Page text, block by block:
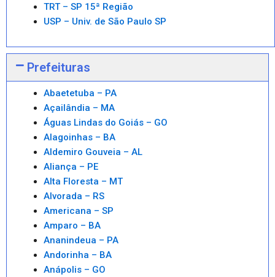
TRT – SP 15ª Região
USP – Univ. de São Paulo SP
Prefeituras
Abaetetuba – PA
Açailândia – MA
Águas Lindas do Goiás – GO
Alagoinhas – BA
Aldemiro Gouveia – AL
Aliança – PE
Alta Floresta – MT
Alvorada – RS
Americana – SP
Amparo – BA
Ananindeua – PA
Andorinha – BA
Anápolis – GO